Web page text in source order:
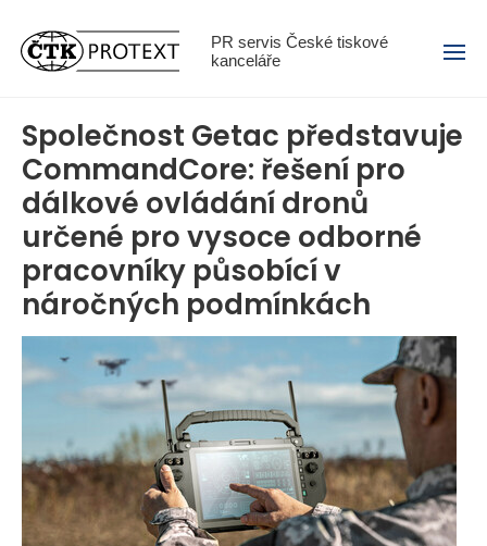
PR servis České tiskové
kanceláře
Menu
Společnost Getac představuje
CommandCore: řešení pro
dálkové ovládání dronů
určené pro vysoce odborné
pracovníky působící v
náročných podmínkách